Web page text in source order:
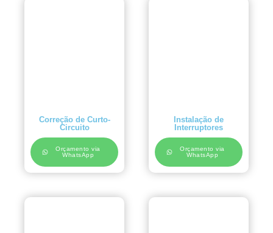
Correção de Curto-
Circuito
Orçamento via
WhatsApp
Instalação de
Interruptores
Orçamento via
WhatsApp